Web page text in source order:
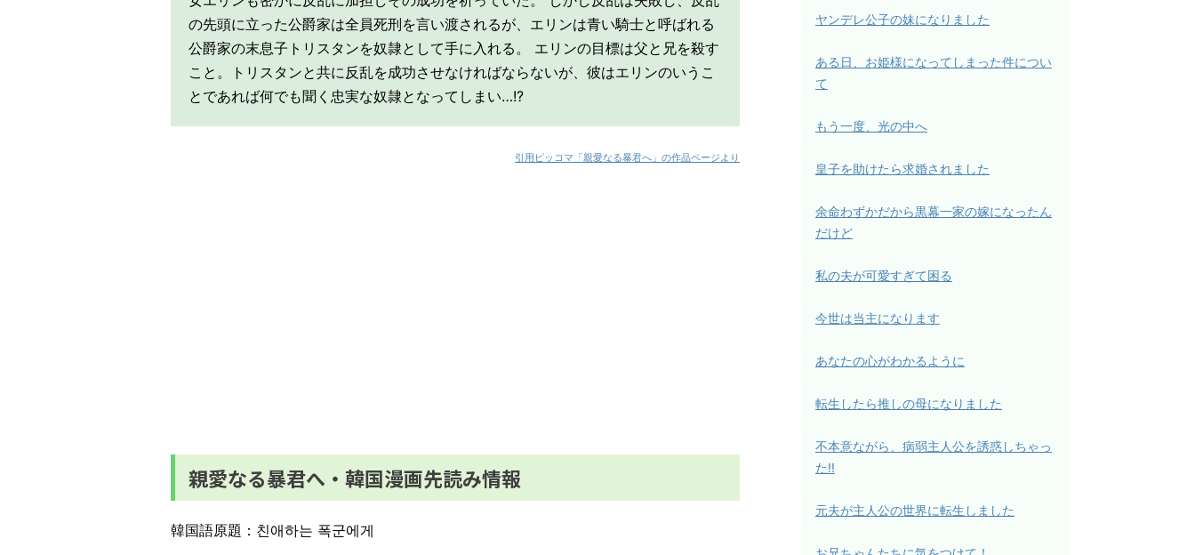
の先頭に立った公爵家は全員死刑を言い渡されるが、エリンは青い騎士と呼ばれる
公爵家の末息子トリスタンを奴隷として手に入れる。 エリンの目標は父と兄を殺す
こと。トリスタンと共に反乱を成功させなければならないが、彼はエリンのいうこ
とであれば何でも聞く忠実な奴隷となってしまい…!?
引用ピッコマ「親愛なる暴君へ」の作品ページより
親愛なる暴君へ・韓国漫画先読み情報
韓国語原題：친애하는 폭군에게
ヤンデレ公子の妹になりました
ある日、お姫様になってしまった件につい
て
もう一度、光の中へ
皇子を助けたら求婚されました
余命わずかだから黒幕一家の嫁になったん
だけど
私の夫が可愛すぎて困る
今世は当主になります
あなたの心がわかるように
転生したら推しの母になりました
不本意ながら、病弱主人公を誘惑しちゃっ
た!!
元夫が主人公の世界に転生しました